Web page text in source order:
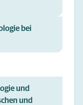
bei
und
und